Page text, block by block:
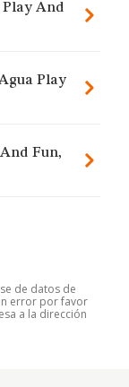
And
Play
Fun,
de datos de
error por favor
a la dirección